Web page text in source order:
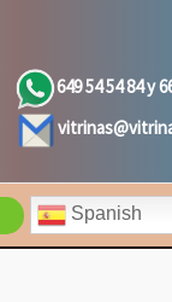
649 54 54 84 y
Spanish